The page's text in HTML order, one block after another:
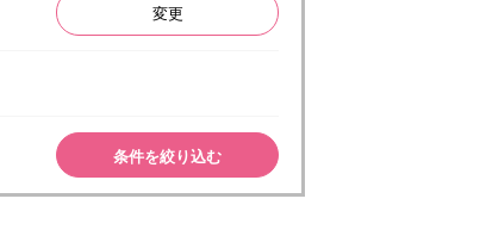
変更
条件を絞り込む